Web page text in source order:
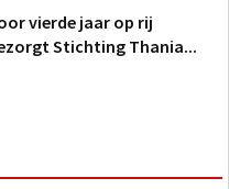
vierde jaar op rij
Stichting Thania...